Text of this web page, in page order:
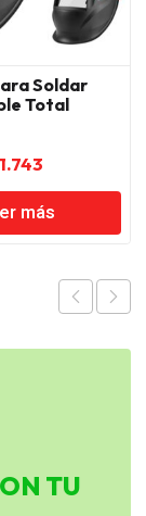
Soldar
Total
precio
actual
es:
más
TU